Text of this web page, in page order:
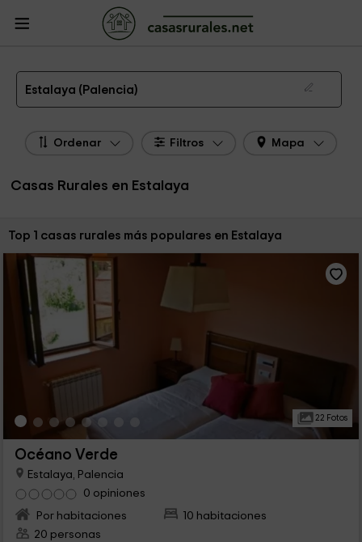
Casas Rurales
Rurales Palencia
Casas Rurales Estalaya
Las 1 mejores casas rurales en Estalaya de 2026
Estalaya (Palencia)
Ordenar Filtros Mapa
Casas Rurales en Estalaya
Ordenar por:
Top 1 casas rurales más populares en Estalaya
22 Fotos
Océano Verde
Estalaya, Palencia
0 opiniones
Por habitaciones
10 habitaciones
20 personas